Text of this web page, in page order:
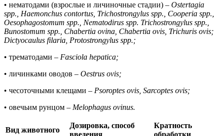
• нематодами (взрослые и личиночные стадии) – Ostertagia
spp., Haemonchus contortus, Trichostrongylus spp., Cooperia spp.,
Oesophagostomum spp., Nematodirus spp. Trichostrongylus spp.,
Bunostomum spp., Chabertia ovina, Chabertia ovis, Trichuris ovis;
Dictyocaulus filaria, Protostrongylus spp.;
• трематодами – Fasciola hepatica;
• личинками оводов – Oestrus ovis;
• чесоточными клещами – Psoroptes ovis, Sarcoptes ovis;
• овечьим рунцом – Melophagus ovinus.
Вид животного
Дозировка, способ
введения
Кратность
обработки